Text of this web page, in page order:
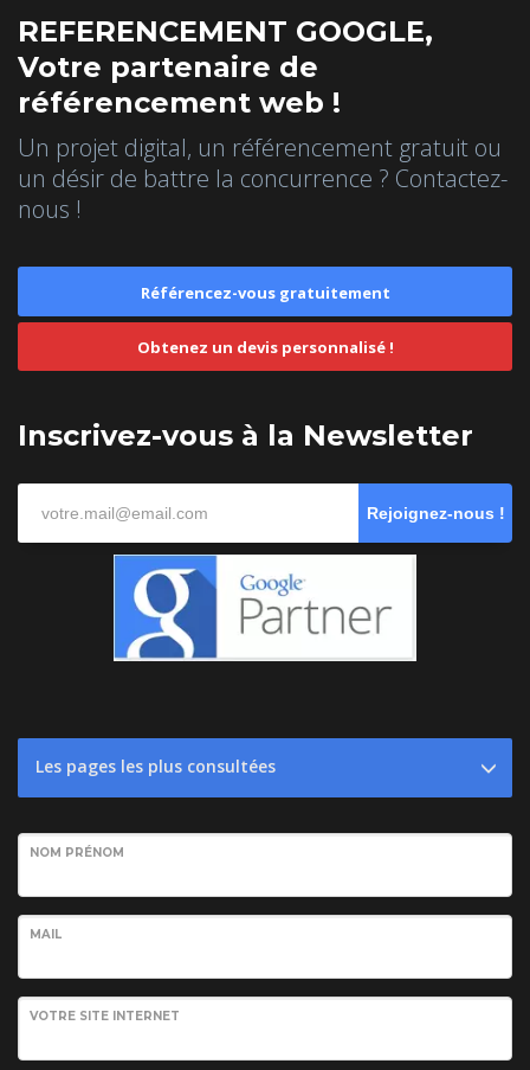
REFERENCEMENT GOOGLE,
Votre partenaire de
référencement web !
Un projet digital, un référencement gratuit ou
un désir de battre la concurrence ? Contactez-
nous !
Référencez-vous gratuitement
Obtenez un devis personnalisé !
Inscrivez-vous à la Newsletter
Rejoignez-nous !
Les pages les plus consultées
NOM PRÉNOM
MAIL
VOTRE SITE INTERNET